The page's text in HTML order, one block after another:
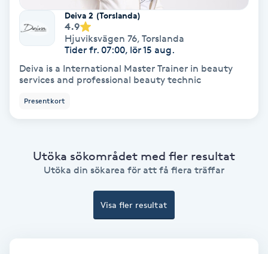
Brynplockning
Bröllopsuppsättning
Celluliter
Color correction
Deiva 2 (Torslanda)
4.9
Hjuviksvägen 76, Torslanda
Tider fr. 07:00, lör 15 aug.
Deiva is a International Master Trainer in beauty
services and professional beauty technic
Presentkort
Utöka sökområdet med fler resultat
Utöka din sökarea för att få flera träffar
Visa fler resultat